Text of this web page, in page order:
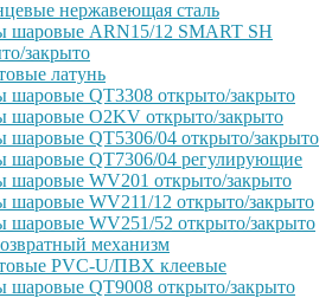
нержавеющая сталь
шаровые ARN15/12 SMART SH
закрыто
латунь
шаровые QT3308 открыто/закрыто
шаровые O2KV открыто/закрыто
шаровые QT5306/04 открыто/закрыто
шаровые QT7306/04 регулирующие
шаровые WV201 открыто/закрыто
шаровые WV211/12 открыто/закрыто
шаровые WV251/52 открыто/закрыто
механизм
PVC-U/ПВХ клеевые
шаровые QT9008 открыто/закрыто